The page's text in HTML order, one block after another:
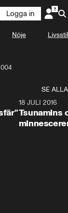
Logga in
Nöje Livsstil
SE ALLA
18 JULI 2016
Tsunamins